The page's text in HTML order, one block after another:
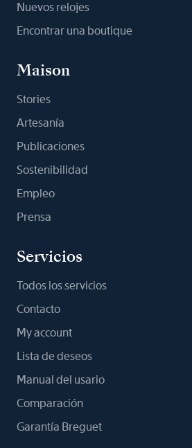
Nuevos relojes
Encontrar una boutique
Maison
Stories
Artesanía
Publicaciones
Sostenibilidad
Empleo
Prensa
Servicios
Todos los servicios
Contacto
My account
Lista de deseos
Manual del usario
Comparación
Garantía Breguet